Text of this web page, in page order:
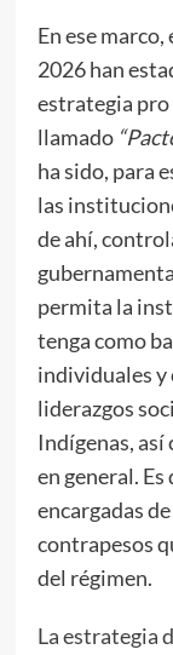
En ese
2026 han
estrategia
llamado
ha sido, para
las
de ahí,
permita la
tenga como
individuales
liderazgos
Indígenas,
en general.
encargadas
contrapesos
del régimen.
La estrategia